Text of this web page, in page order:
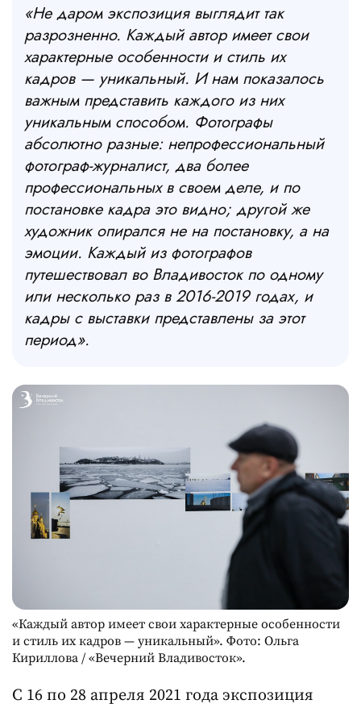
«Не даром экспозиция выглядит так
разрозненно. Каждый автор имеет свои
характерные особенности и стиль их
кадров — уникальный. И нам показалось
важным представить каждого из них
уникальным способом. Фотографы
абсолютно разные: непрофессиональный
фотограф-журналист, два более
профессиональных в своем деле, и по
постановке кадра это видно; другой же
художник опирался не на постановку, а на
эмоции. Каждый из фотографов
путешествовал во Владивосток по одному
или несколько раз в 2016-2019 годах, и
кадры с выставки представлены за этот
период».
«Каждый автор имеет свои характерные особенности
и стиль их кадров — уникальный». Фото: Ольга
Кириллова / «Вечерний Владивосток».
С 16 по 28 апреля 2021 года экспозиция